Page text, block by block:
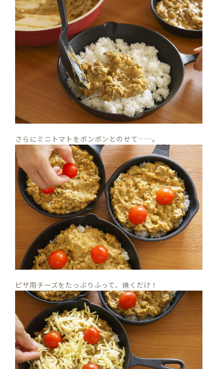
さらにミニトマトをポンポンとのせて……。
ピザ用チーズをたっぷりふって、焼くだけ！